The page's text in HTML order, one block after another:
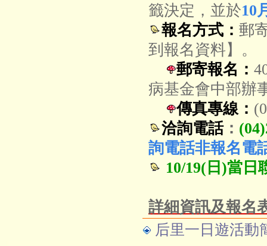
籤決定，並於10
報名方式： 郵
到報名資料】。
郵寄報名：
病基金會中部辦
傳真專線：
洽詢電話：
詢電話非報名電
10/19(日)當日
詳細資訊及報名
后里一日遊活動